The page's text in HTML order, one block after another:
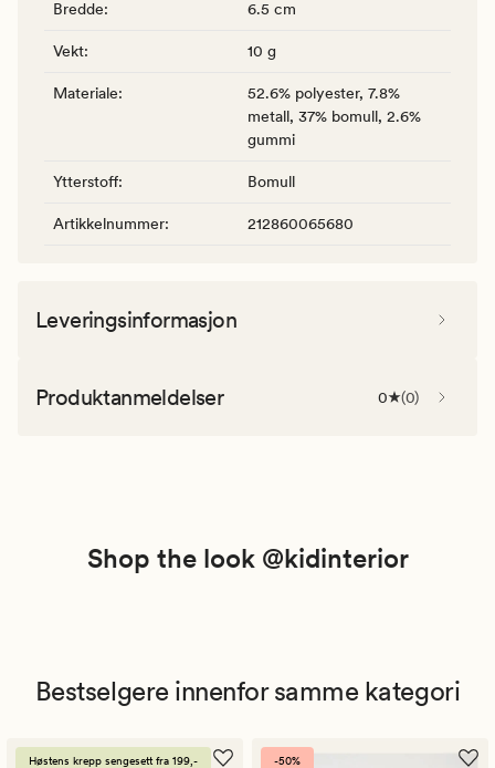
Bredde: 6.5 cm
Vekt: 10 g
Materiale:
52.6% polyester, 7.8%
metall, 37% bomull, 2.6%
gummi
Ytterstoff: Bomull
Artikkelnummer: 212860065680
Leveringsinformasjon
Produktanmeldelser 0 (0)
Shop the look @kidinterior
Bestselgere innenfor samme kategori
Høstens krepp sengesett fra 199,- -50%